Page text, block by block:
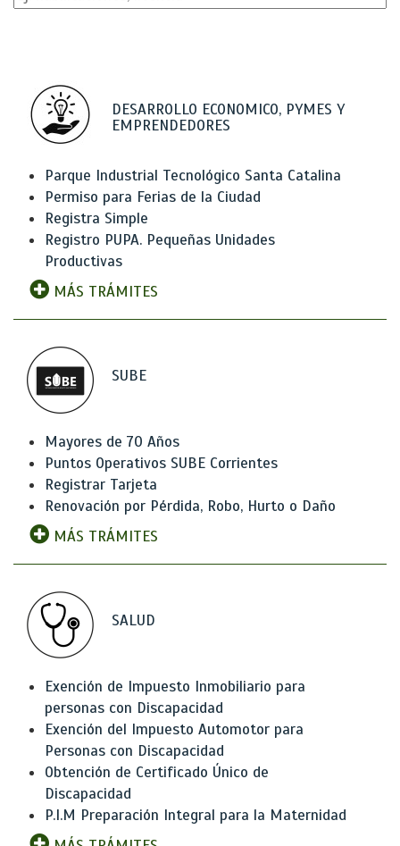
DESARROLLO ECONOMICO, PYMES Y
EMPRENDEDORES
Parque Industrial Tecnológico Santa Catalina
Permiso para Ferias de la Ciudad
Registra Simple
Registro PUPA. Pequeñas Unidades
Productivas
MÁS TRÁMITES
SUBE
Mayores de 70 Años
Puntos Operativos SUBE Corrientes
Registrar Tarjeta
Renovación por Pérdida, Robo, Hurto o Daño
MÁS TRÁMITES
SALUD
Exención de Impuesto Inmobiliario para
personas con Discapacidad
Exención del Impuesto Automotor para
Personas con Discapacidad
Obtención de Certificado Único de
Discapacidad
P.I.M Preparación Integral para la Maternidad